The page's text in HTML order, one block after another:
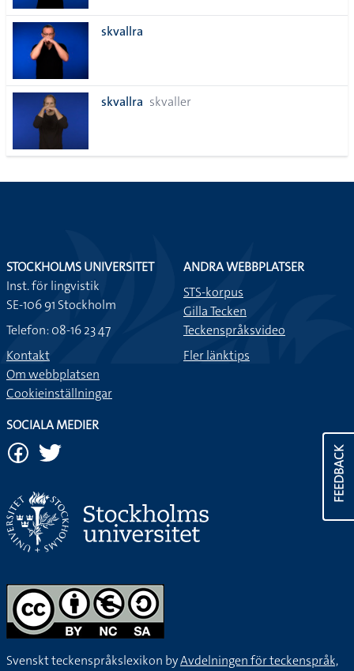
skvallra
skvallra skvaller
FEEDBACK
STOCKHOLMS UNIVERSITET
Inst. för lingvistik
SE-106 91 Stockholm
Telefon: 08-16 23 47
Kontakt
Om webbplatsen
Cookieinställningar
ANDRA WEBBPLATSER
STS-korpus
Gilla Tecken
Teckenspråksvideo
Fler länktips
SOCIALA MEDIER
Svenskt teckenspråkslexikon byAvdelningen för teckenspråk,